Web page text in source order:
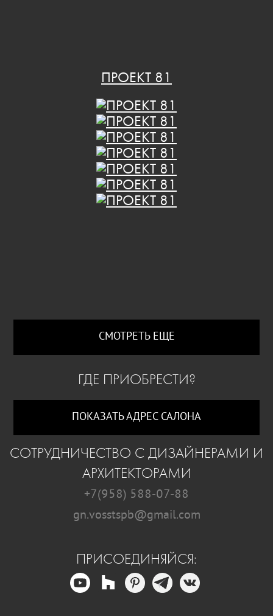
ПРОЕКТ 81
СМОТРЕТЬ ЕЩЕ
ГДЕ ПРИОБРЕСТИ?
ПОКАЗАТЬ АДРЕС САЛОНА
СОТРУДНИЧЕСТВО С ДИЗАЙНЕРАМИ И
АРХИТЕКТОРАМИ
+7(958) 588-07-88
gn.vosstspb@gmail.com
ПРИСОЕДИНЯЙСЯ: